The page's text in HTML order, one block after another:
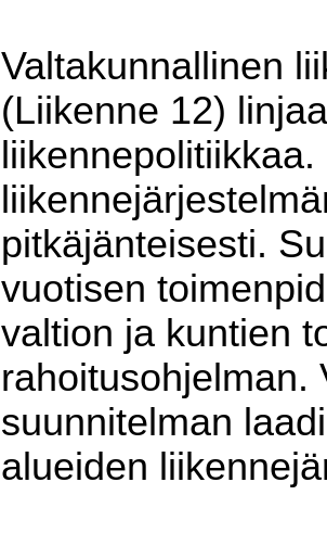
Valtakunnallinen
(Liikenne 12)
pitkäjänteisesti.
vuotisen
valtion ja kuntien
rahoitusohjelman.
suunnitelman
alueiden